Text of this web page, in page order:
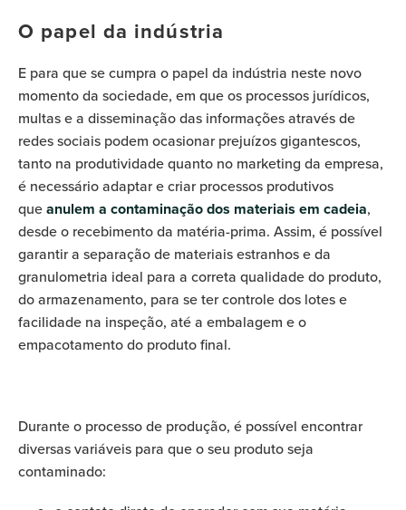
O papel da indústria
E para que se cumpra o papel da indústria neste novo
momento da sociedade, em que os processos jurídicos,
multas e a disseminação das informações através de
redes sociais podem ocasionar prejuízos gigantescos,
tanto na produtividade quanto no marketing da empresa,
é necessário adaptar e criar processos produtivos
queanulem a contaminação dos materiais em cadeia,
desde o recebimento da matéria-prima. Assim, é possível
garantir a separação de materiais estranhos e da
granulometria ideal para a correta qualidade do produto,
do armazenamento, para se ter controle dos lotes e
facilidade na inspeção, até a embalagem e o
empacotamento do produto final.
Durante o processo de produção, é possível encontrar
diversas variáveis para que o seu produto seja
contaminado: